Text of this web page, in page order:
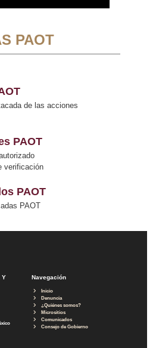
PAOT
de las acciones
PAOT
verificación
PAOT
PAOT
Y
Navegación
Inicio
Denuncia
¿Quiénes somos?
Micrositios
Comunicados
Consejo de Gobierno